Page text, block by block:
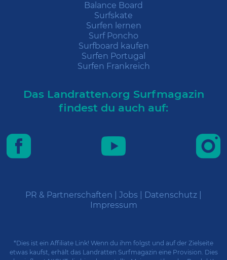
Balance Board
Surfskate
Surfen lernen
Surf Poncho
Surfboard kaufen
Surfen Portugal
Surfen Frankreich
Das Landratten.org Surfmagazin
findest du auch auf:
PR & Partnerschaften Jobs Datenschutz
Impressum
*Dies ist ein Affiliate Link! Wenn du ihm folgst und auf der Zielseite
etwas kaufst, erhält das Landratten Surfmagazin eine Provision. Dies